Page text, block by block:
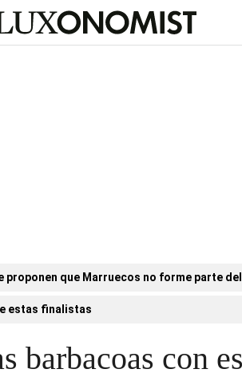
que Marruecos no forme parte
estas finalistas
barbacoas con